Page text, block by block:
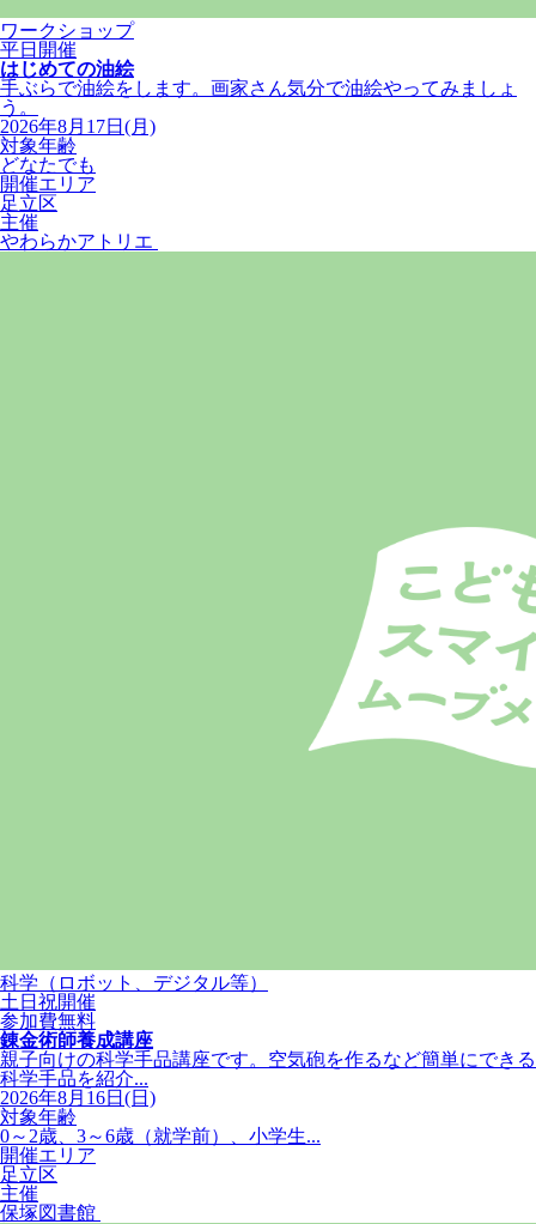
ワークショップ
平日開催
はじめての油絵
手ぶらで油絵をします。画家さん気分で油絵やってみましょ
う。
2026年8月17日(月)
対象年齢
どなたでも
開催エリア
足立区
主催
やわらかアトリエ
科学（ロボット、デジタル等）
土日祝開催
参加費無料
錬金術師養成講座
親子向けの科学手品講座です。空気砲を作るなど簡単にできる
科学手品を紹介...
2026年8月16日(日)
対象年齢
0～2歳、3～6歳（就学前）、小学生...
開催エリア
足立区
主催
保塚図書館